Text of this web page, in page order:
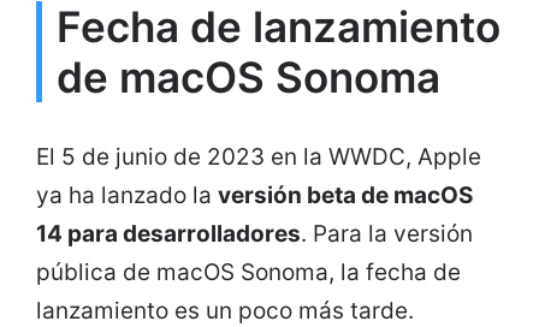
Fecha de lanzamiento
de macOS Sonoma
El 5 de junio de 2023 en la WWDC, Apple
ya ha lanzado la versión beta de macOS
14 para desarrolladores. Para la versión
pública de macOS Sonoma, la fecha de
lanzamiento es un poco más tarde.